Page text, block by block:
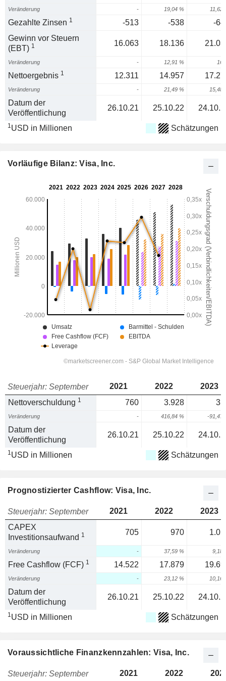
Veränderung - 19,04 % 11,62
Gezahlte Zinsen 1 -513 -538
-
Gewinn vor Steuern
(EBT) 1 16.063 18.136
Veränderung - 12,91 % 16
Nettoergebnis 1 12.311 14.957
Veränderung - 21,49 % 15,48
Datum der
Veröffentlichung
26.10.21 25.10.22
1USD in Millionen Schätzungen
Vorläufige Bilanz: Visa, Inc.
Steuerjahr: September 2021 2022
2023
Nettoverschuldung 1 760 3.928
Veränderung - 416,84 % -91,47
Datum der
Veröffentlichung
26.10.21 25.10.22
1USD in Millionen Schätzungen
Prognostizierter Cashflow: Visa, Inc.
Steuerjahr: September 2021 2022
2023
CAPEX
Investitionsaufwand 1 705 970
Veränderung - 37,59 % 9,18
Free Cashflow (FCF) 1 14.522 17.879
Veränderung - 23,12 % 10,16
Datum der
Veröffentlichung
26.10.21 25.10.22
1USD in Millionen Schätzungen
Voraussichtliche Finanzkennzahlen: Visa, Inc.
Steuerjahr: September 2021 2022